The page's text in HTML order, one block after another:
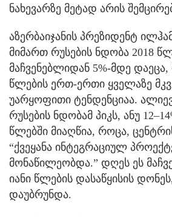
ნახევარზე მეტად არის
აზერბაიჯანის პრეზიდენტ
მიმართ რუსების ნდობა 2018
მაჩვენებლიდან 5%-მდე
წლების ერთ-ერთი ყველაზე
უარყოფითი ტენდენციაა.
რუსების ნდობამ პიკს, ანუ
წლებში მიაღწია, როცა,
“ქვეყანა ინტეგრაციულ
მონაწილეობდა.” დღეს ეს
იანი წლების დასაწყისის
დაუბრუნდა.